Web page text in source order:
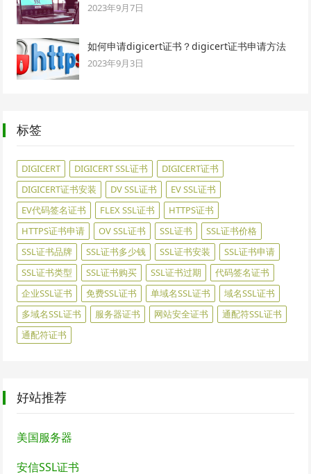
2023年9月7日
如何申请digicert证书？digicert证书申请方法
2023年9月3日
标签
DIGICERT DIGICERT SSL证书
DIGICERT证书
DIGICERT证书安装
DV SSL证书
EV SSL证书
EV代码签名证书
FLEX SSL证书
HTTPS证书
HTTPS证书申请
OV SSL证书 SSL证书
SSL证书价格
SSL证书品牌
SSL证书多少钱 SSL证书安装
SSL证书申请
SSL证书类型
SSL证书购买 SSL证书过期
代码签名证书
企业SSL证书
免费SSL证书 单域名SSL证书
域名SSL证书
多域名SSL证书
服务器证书 网站安全证书
通配符SSL证书
通配符证书
好站推荐
美国服务器
安信SSL证书